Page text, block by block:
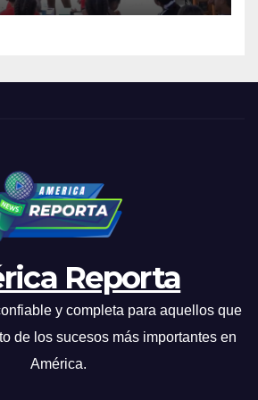
Reporta
y completa para aquellos que
de los sucesos más importantes en
América.